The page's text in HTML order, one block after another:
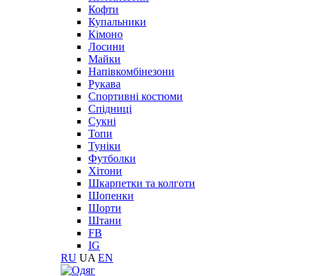
Кофти
Купальники
Кімоно
Лосини
Майки
Напівкомбінезони
Рукава
Спортивні костюми
Спідниці
Сукні
Топи
Туніки
Футболки
Хітони
Шкарпетки та колготи
Шопенки
Шорти
Штани
FB
IG
RU UA EN